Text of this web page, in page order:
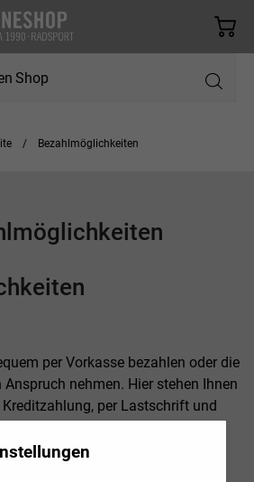
Bezahlmöglichkeiten
per Vorkasse bezahlen oder die
nehmen. Hier stehen Ihnen
per Lastschrift und
im Inland (Deutschland).